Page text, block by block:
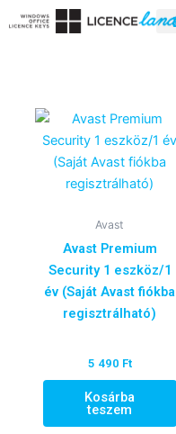
to
Avast
Avast Premium
Security 1 eszköz/1
év (Saját Avast fiókba
regisztrálható)
5 490 Ft
Kosárba
teszem